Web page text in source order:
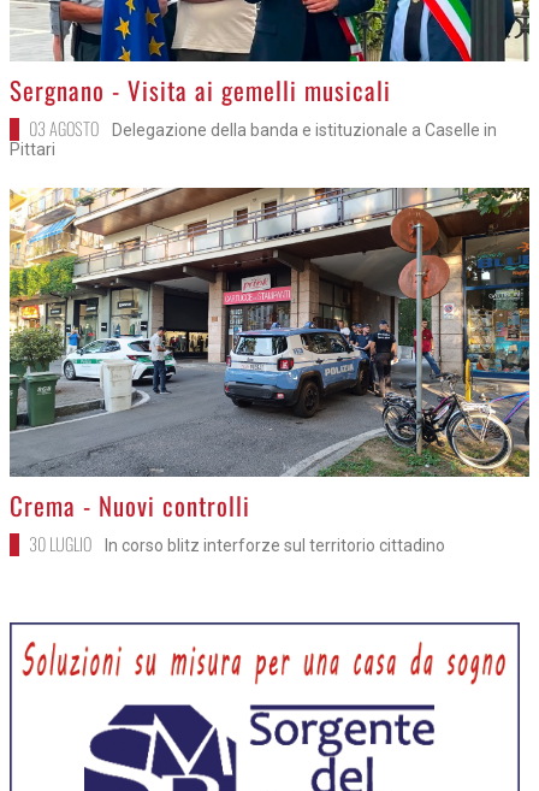
>
Sergnano - Visita ai gemelli musicali
03 AGOSTO
Delegazione della banda e istituzionale a Caselle in
Pittari
>
Crema - Nuovi controlli
30 LUGLIO In corso blitz interforze sul territorio cittadino